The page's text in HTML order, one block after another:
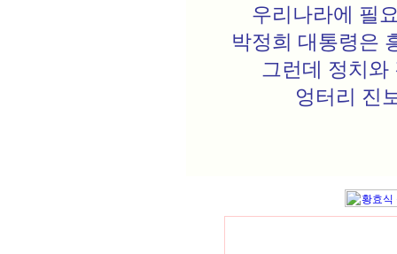
우리나라에 필
박정희 대통령은
그런데 정치와
엉터리 진